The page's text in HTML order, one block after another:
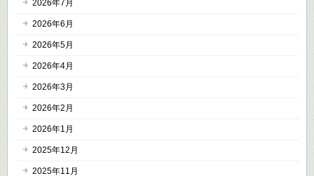
2026年7月
2026年6月
2026年5月
2026年4月
2026年3月
2026年2月
2026年1月
2025年12月
2025年11月